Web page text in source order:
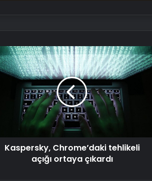
Kaspersky, Chrome’daki tehlikeli
açığı ortaya çıkardı